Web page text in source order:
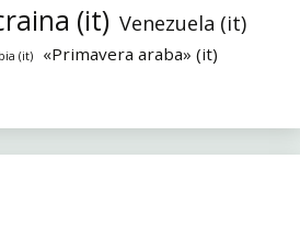
(it) Venezuela (it)
(it) «Primavera araba» (it)